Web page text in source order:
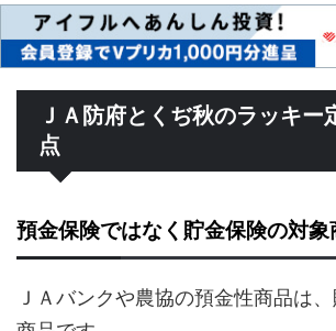
ＪＡ防府とくぢ秋のラッキー
点
預金保険ではなく貯金保険の対象
ＪＡバンクや農協の預金性商品は